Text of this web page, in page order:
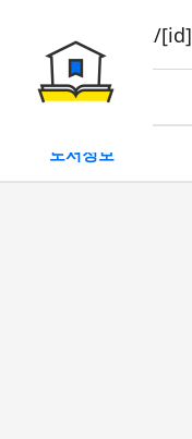
book/rent/[id]
대여
도서정보